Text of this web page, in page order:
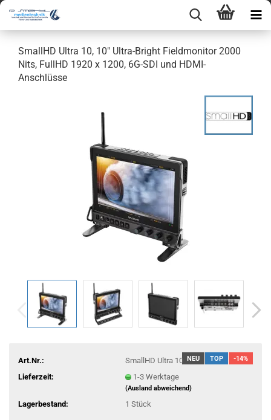
SmallHD Ultra 10, 10" Ultra-Bright Fieldmonitor 2000
Nits, FullHD 1920 x 1200, 6G-SDI und HDMI-
Anschlüsse
NEU TOP -14%
Art.Nr.:
SmallHD Ultra 10
Lieferzeit:
1-3 Werktage
(Ausland abweichend)
Lagerbestand: 1 Stück